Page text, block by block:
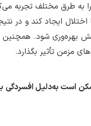
را به طرق مختلف تجربه
اختلال ایجاد کند و در
بهره‌وری شود. همچنین
مزمن تأثیر بگذارد.
است بهدلیل افسردگی